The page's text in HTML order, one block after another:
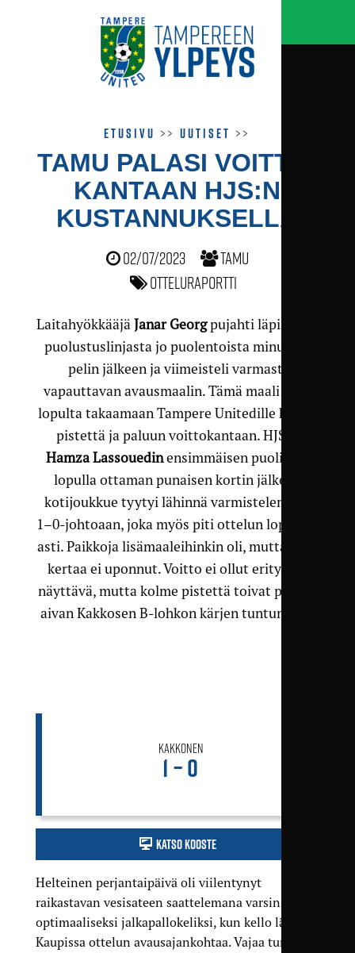
Etusivu >>Uutiset >>
TAMU PALASI VOITTO­
KANTAAN HJS:N
KUSTANNUKSELLA
02/07/2023
TamU
Otteluraportti
LaitahyökkääjäJanar Georgpujahti läpi HJS:n
puolustuslinjasta jo puolentoista minuutin
pelin jälkeen ja viimeisteli varmasti
vapauttavan avausmaalin. Tämä maali riitti
lopulta takaamaan Tampere Unitedille kolme
pistettä ja paluun voittokantaan. HJS:n
Hamza Lassouedinensimmäisen puoliajan
lopulla ottaman punaisen kortin jälkeen
kotijoukkue tyytyi lähinnä varmistelemaan
1–0-johtoaan, joka myös piti ottelun loppuun
asti. Paikkoja lisämaaleihinkin oli, mutta tällä
kertaa ei uponnut. Voitto ei ollut erityisen
näyttävä, mutta kolme pistettä toivat paluun
aivan Kakkosen B-lohkon kärjen tuntumaan.
Kakkonen
1 – 0
Katso kooste
Helteinen perjantaipäivä oli viilentynyt
raikastavan vesisateen saattelemana varsin
optimaaliseksi jalkapallokeliksi, kun kello lähestyi
Kaupissa ottelun avausajankohtaa. Vajaa tunti